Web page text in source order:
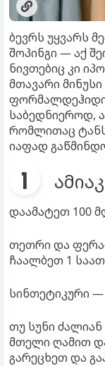
ბევრს უყვარს
შოპინგი — აქ
ნივთებიც კი
მთავარი
საბედნიეროდ,
რომლითაც
იაფად
დაამატეთ 100
თეთრი და
ჩაალბეთ 1
სინთეტიკური
თუ სუნი
მთელი ღამით
გარეცხეთ და